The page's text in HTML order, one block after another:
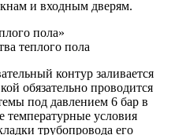
и входным дверям.
теплого пола
контур заливается
обязательно проводится
под давлением 6 бар в
условия
трубопровода его